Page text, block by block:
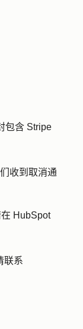
包含 Stripe
收到取消通
HubSpot
联系